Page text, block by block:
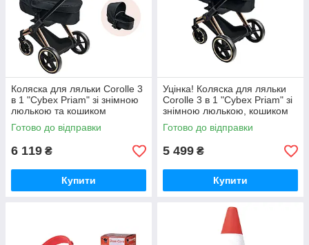
Коляска для ляльки Corolle 3
в 1 "Cybex Priam" зі знімною
люлькою та кошиком
(9000142070)
Готово до відправки
6 119 ₴
Купити
Уцінка! Коляска для ляльки
Corolle 3 в 1 "Cybex Priam" зі
знімною люлькою, кошиком
(9000141870)
Готово до відправки
5 499 ₴
Купити